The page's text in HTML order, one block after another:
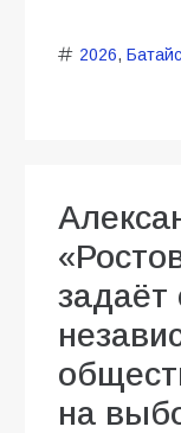
2026,
задаёт
на